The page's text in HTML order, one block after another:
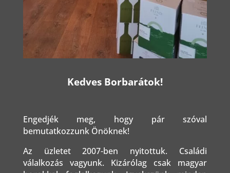
Kedves Borbarátok!
Engedjék meg, hogy pár szóval
bemutatkozzunk Önöknek!
Az üzletet 2007-ben nyitottuk. Családi
válalkozás vagyunk. Kizárólag csak magyar